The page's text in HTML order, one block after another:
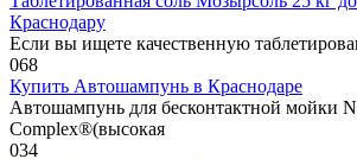
Краснодару
Если вы ищете качественную
068
Купить Автошампунь в Краснодаре
Автошампунь для бесконтактной мойки
Complex®(высокая
034